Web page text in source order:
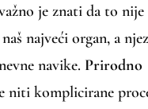
je znati da to nije
najveći organ, a
navike. Prirodno
niti komplicirane